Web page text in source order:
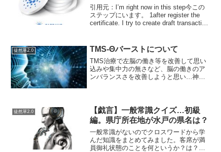
引用元：I’m right now in this step今この
ステップにいます。 1after register the
certificate. I try to create draft transaction
徒然草2.0 TMS-Θバーストについて
TMS治療で左脳の働き等を改善して思い
込みや集中力の無さなど、脳の働きのア
ンバランスさを改善しようと思い…神田
いう手法だそうで6分...
徒然草2.0
【戯言】一般常識クイズ…初級
編。県庁所在地が水戸の県名は？
一般常識がないのでクロスワードから学
んだ知識をまとめてみました。客席が満
員御礼状態のことを何というか？は？満